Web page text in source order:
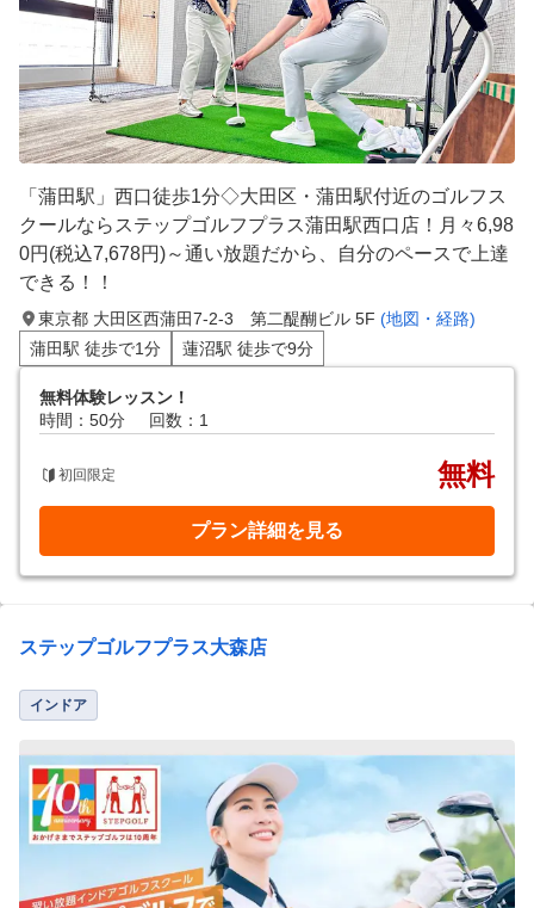
「蒲田駅」西口徒歩1分◇大田区・蒲田駅付近のゴルフス
クールならステップゴルフプラス蒲田駅西口店！月々6,98
0円(税込7,678円)～通い放題だから、自分のペースで上達
できる！！
東京都 大田区西蒲田7-2-3 第二醍醐ビル 5F (地図・経路)
蒲田駅 徒歩で1分
蓮沼駅 徒歩で9分
無料体験レッスン！
時間：50分
回数：1
初回限定 無料
プラン詳細を見る
ステップゴルフプラス大森店
インドア